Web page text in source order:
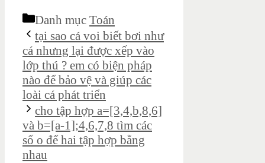
Danh mục Toán
tại sao cá voi biết bơi như
cá nhưng lại được xếp vào
lớp thú ? em có biện pháp
nào để bảo vệ và giúp các
loài cá phát triển
cho tập hợp a=[3,4,b,8,6]
và b=[a-1];4,6,7,8 tìm các
số o để hai tập hợp bằng
nhau